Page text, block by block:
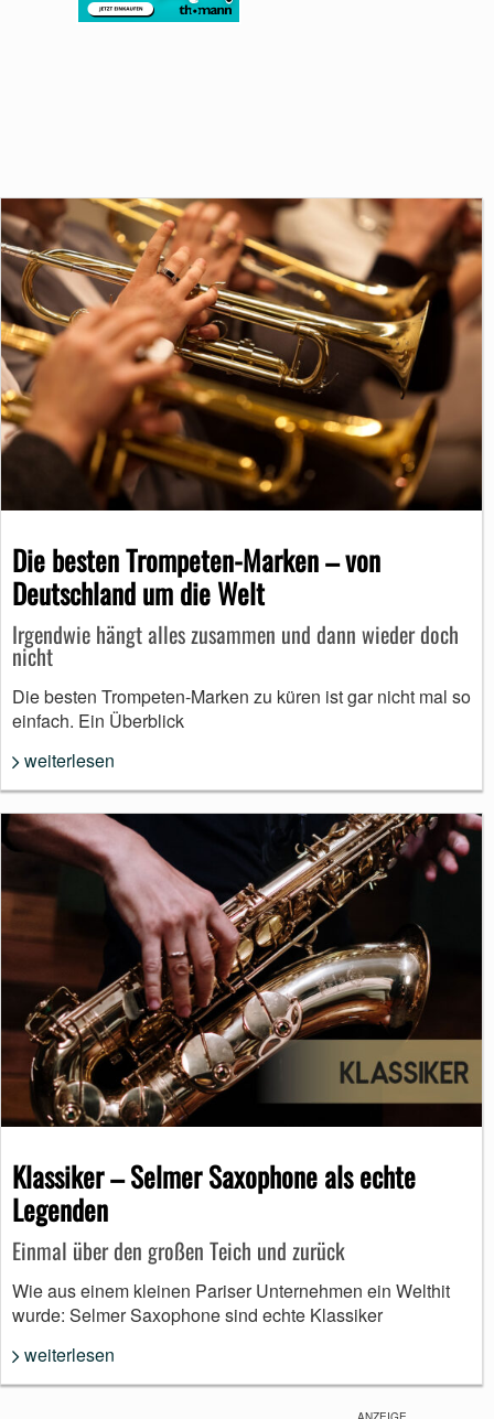
Die besten Trompeten-Marken – von
Deutschland um die Welt
Irgendwie hängt alles zusammen und dann wieder doch
nicht
Die besten Trompeten-Marken zu küren ist gar nicht mal so
einfach. Ein Überblick
weiterlesen
Klassiker – Selmer Saxophone als echte
Legenden
Einmal über den großen Teich und zurück
Wie aus einem kleinen Pariser Unternehmen ein Welthit
wurde: Selmer Saxophone sind echte Klassiker
weiterlesen